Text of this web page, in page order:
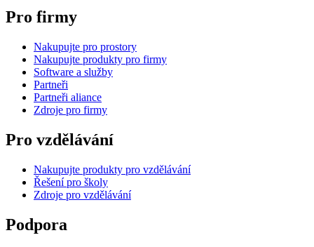
Pro firmy
Nakupujte pro prostory
Nakupujte produkty pro firmy
Software a služby
Partneři
Partneři aliance
Zdroje pro firmy
Pro vzdělávání
Nakupujte produkty pro vzdělávání
Řešení pro školy
Zdroje pro vzdělávání
Podpora